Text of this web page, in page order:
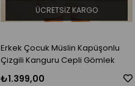
Erkek Çocuk Müslin Kapüşonlu
Çizgili Kanguru Cepli Gömlek
₺1.399,00
ÜCRETSIZ KARGO